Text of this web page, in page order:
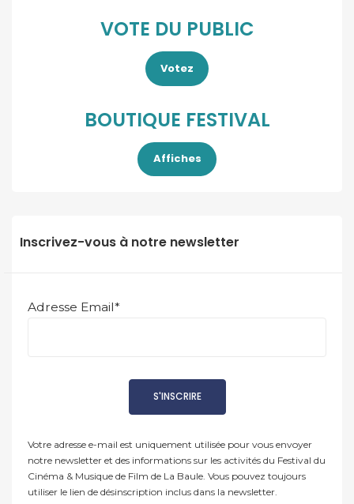
VOTE DU PUBLIC
Votez
BOUTIQUE FESTIVAL
Affiches
Inscrivez-vous à notre newsletter
Adresse Email*
Votre adresse e-mail est uniquement utilisée pour vous envoyer
notre newsletter et des informations sur les activités du Festival du
Cinéma & Musique de Film de La Baule. Vous pouvez toujours
utiliser le lien de désinscription inclus dans la newsletter.